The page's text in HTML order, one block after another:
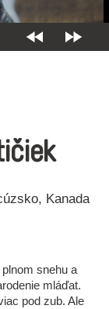
Kanada
snehu a
mláďat.
pod zub. Ale